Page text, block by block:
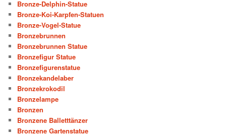
Bronze-Delphin-Statue
Bronze-Koi-Karpfen-Statuen
Bronze-Vogel-Statue
Bronzebrunnen
Bronzebrunnen Statue
Bronzefigur Statue
Bronzefigurenstatue
Bronzekandelaber
Bronzekrokodil
Bronzelampe
Bronzen
Bronzene Balletttänzer
Bronzene Gartenstatue